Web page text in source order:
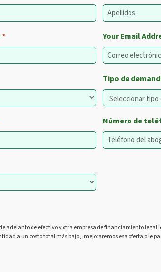
* Your Email
Tipo de
Número de
adelanto de efectivo y otra empresa de financiamiento
a un costo total más bajo, ¡mejoraremos esa oferta o le